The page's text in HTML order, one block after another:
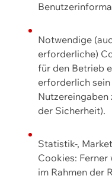
Notwendige
erforderliche)
für den Betrieb
erforderlich
Nutzereingaben
der Sicherheit).
Statistik-,
Cookies: Ferner
im Rahmen der